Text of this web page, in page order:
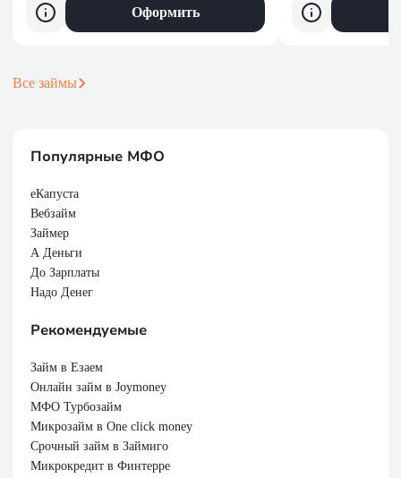
Все займы
Оформить
Популярные МФО
еКапуста
Вебзайм
Займер
А Деньги
До Зарплаты
Надо Денег
Рекомендуемые
Займ в Езаем
Онлайн займ в Joymoney
МФО Турбозайм
Микрозайм в One click money
Срочный займ в Займиго
Микрокредит в Финтерре